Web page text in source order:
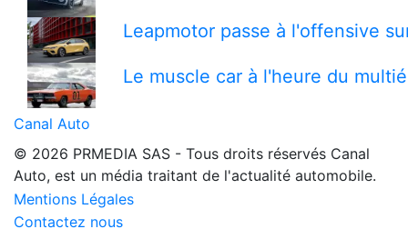
Leapmotor passe à l'offensive
Le muscle car à l'heure du
Canal Auto
© 2026 PRMEDIA SAS - Tous droits réservés Canal
Auto, est un média traitant de l'actualité automobile.
Mentions Légales
Contactez nous